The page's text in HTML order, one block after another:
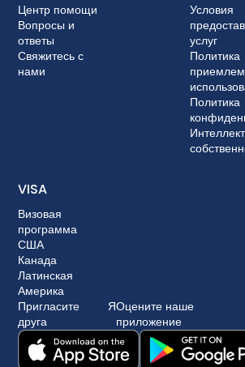
Центр помощи
Вопросы и
ответы
Свяжитесь с
нами
Условия
услуг
Политика
Политика
VISA
Визовая
программа
США
Канада
Латинская
Америка
Пригласите
друга
ЯОцените наше
приложение